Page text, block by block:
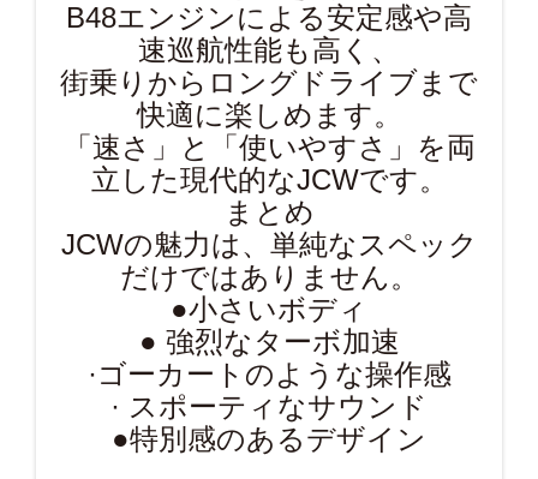
B48エンジンによる安定感や高
速巡航性能も高く、
街乗りからロングドライブまで
快適に楽しめます。
「速さ」と「使いやすさ」を両
立した現代的なJCWです。
まとめ
JCWの魅力は、単純なスペック
だけではありません。
●小さいボディ
● 強烈なターボ加速
·ゴーカートのような操作感
· スポーティなサウンド
●特別感のあるデザイン